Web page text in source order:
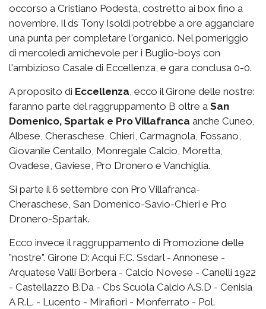
occorso a Cristiano Podestà, costretto ai box fino a
novembre. Il ds Tony Isoldi potrebbe a ore agganciare
una punta per completare l'organico. Nel pomeriggio
di mercoledì amichevole per i Buglio-boys con
l'ambizioso Casale di Eccellenza, e gara conclusa 0-0.
A proposito di Eccellenza , ecco il Girone delle nostre:
faranno parte del raggruppamento B oltre a San
Domenico, Spartak e Pro Villafranca anche Cuneo,
Albese, Cheraschese, Chieri, Carmagnola, Fossano,
Giovanile Centallo, Monregale Calcio, Moretta,
Ovadese, Gaviese, Pro Dronero e Vanchiglia.
Si parte il 6 settembre con Pro Villafranca-
Cheraschese, San Domenico-Savio-Chieri e Pro
Dronero-Spartak.
Ecco invece il raggruppamento di Promozione delle
"nostre". Girone D: Acqui F.C. Ssdarl - Annonese -
Arquatese Valli Borbera - Calcio Novese - Canelli 1922
- Castellazzo B.Da - Cbs Scuola Calcio A.S.D - Cenisia
A R.L. - Lucento - Mirafiori - Monferrato - Pol.